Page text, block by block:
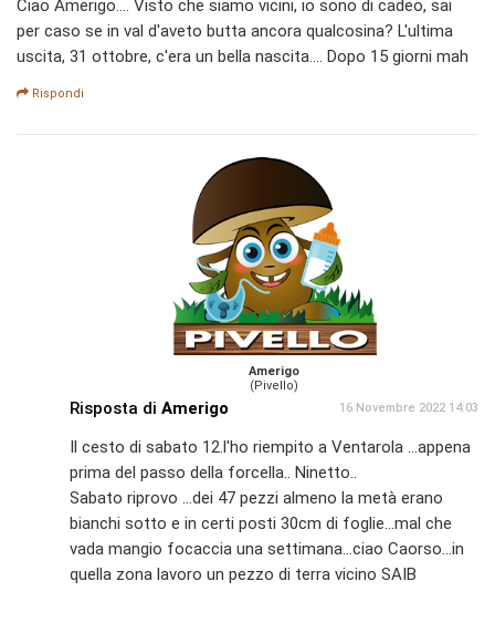
Ciao Amerigo.... Visto che siamo vicini, io sono di cadeo, sai
per caso se in val d'aveto butta ancora qualcosina? L'ultima
uscita, 31 ottobre, c'era un bella nascita.... Dopo 15 giorni mah
Rispondi
Amerigo
(Pivello)
Risposta di Amerigo 16 Novembre 2022 14:03
Il cesto di sabato 12.l'ho riempito a Ventarola ...appena
prima del passo della forcella.. Ninetto..
Sabato riprovo ...dei 47 pezzi almeno la metà erano
bianchi sotto e in certi posti 30cm di foglie...mal che
vada mangio focaccia una settimana...ciao Caorso...in
quella zona lavoro un pezzo di terra vicino SAIB